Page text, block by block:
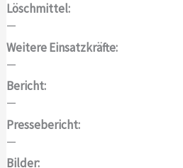
Löschmittel:
—
Weitere Einsatzkräfte:
—
Bericht:
—
Pressebericht:
—
Bilder: